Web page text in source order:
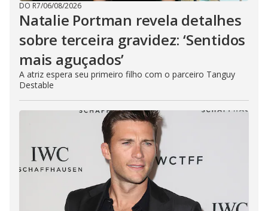
DO R7/06/08/2026
Natalie Portman revela detalhes
sobre terceira gravidez: ‘Sentidos
mais aguçados’
A atriz espera seu primeiro filho com o parceiro Tanguy
Destable